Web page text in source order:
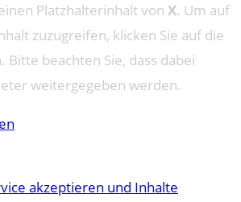
Platzhalterinhalt von X. Um auf
zuzugreifen, klicken Sie auf die
Bitte beachten Sie, dass dabei
weitergegeben werden.
akzeptieren und Inhalte